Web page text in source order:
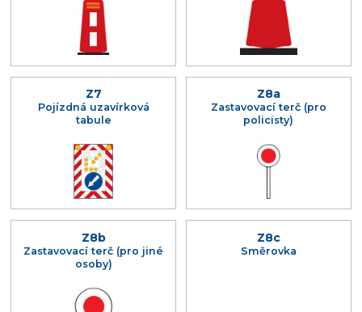
Z7
Pojízdná uzavírková
tabule
Z8a
Zastavovací terč (pro
policisty)
Z8b
Zastavovací terč (pro jiné
osoby)
Z8c
Směrovka